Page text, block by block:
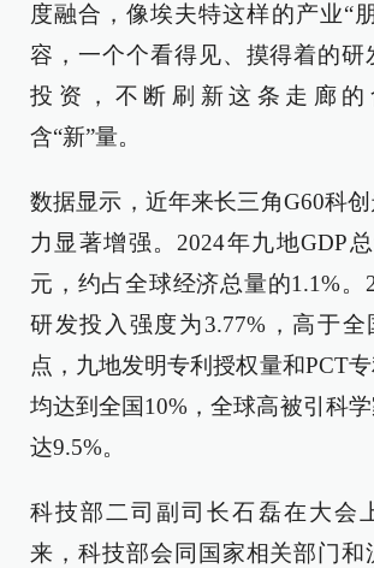
度融合，像埃夫特这样的产业“
容，一个个看得见、摸得着的研
投资，不断刷新这条走廊的
含“新”量。
数据显示，近年来长三角G60科
力显著增强。2024年九地GDP
元，约占全球经济总量的1.1%。
研发投入强度为3.77%，高于全
点，九地发明专利授权量和PCT
均达到全国10%，全球高被引科
达9.5%。
科技部二司副司长石磊在大会
来，科技部会同国家相关部门和